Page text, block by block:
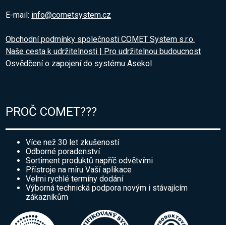
E-mail: info@cometsystem.cz
Obchodní podmínky společnosti COMET System s.r.o.
Naše cesta k udržitelnosti | Pro udržitelnou budoucnost
Osvědčení o zapojení do systému Asekol
PROČ COMET???
Více než 30 let zkušeností
Odborné poradenství
Sortiment produktů napříč odvětvími
Přístroje na míru Vaší aplikace
Velmi rychlé termíny dodání
Výborná technická podpora novým i stávajícím
zákazníkům